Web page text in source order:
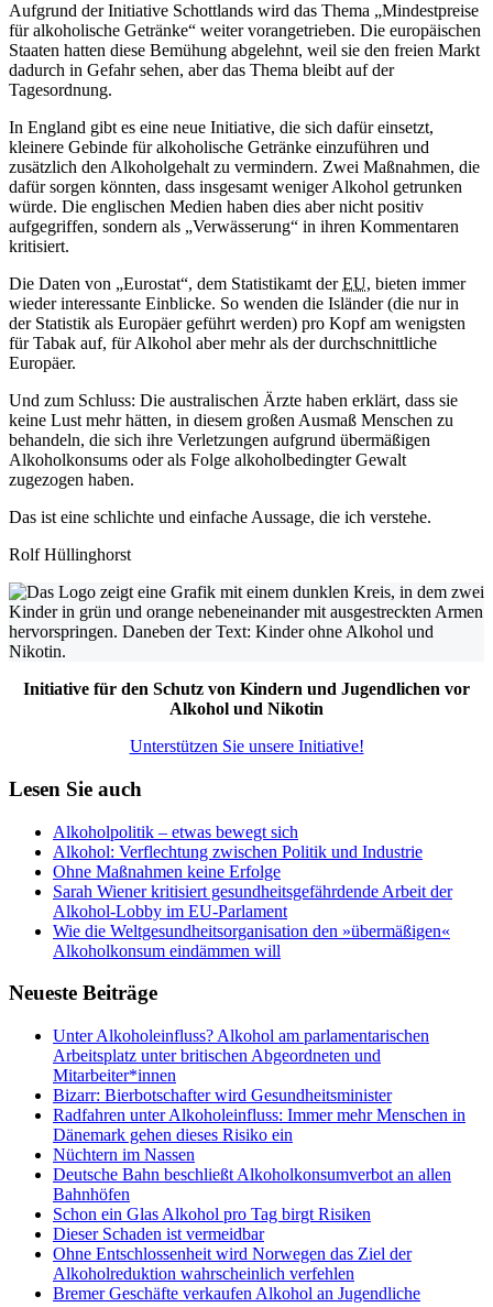
Aufgrund der Initiative Schottlands wird das Thema „Mindestpreise
für alkoholische Getränke“ weiter vorangetrieben. Die europäischen
Staaten hatten diese Bemühung abgelehnt, weil sie den freien Markt
dadurch in Gefahr sehen, aber das Thema bleibt auf der
Tagesordnung.
In England gibt es eine neue Initiative, die sich dafür einsetzt,
kleinere Gebinde für alkoholische Getränke einzuführen und
zusätzlich den Alkoholgehalt zu vermindern. Zwei Maßnahmen, die
dafür sorgen könnten, dass insgesamt weniger Alkohol getrunken
würde. Die englischen Medien haben dies aber nicht positiv
aufgegriffen, sondern als „Verwässerung“ in ihren Kommentaren
kritisiert.
Die Daten von „Eurostat“, dem Statistikamt derEU, bieten immer
wieder interessante Einblicke. So wenden die Isländer (die nur in
der Statistik als Europäer geführt werden) pro Kopf am wenigsten
für Tabak auf, für Alkohol aber mehr als der durchschnittliche
Europäer.
Und zum Schluss: Die australischen Ärzte haben erklärt, dass sie
keine Lust mehr hätten, in diesem großen Ausmaß Menschen zu
behandeln, die sich ihre Verletzungen aufgrund übermäßigen
Alkoholkonsums oder als Folge alkoholbedingter Gewalt
zugezogen haben.
Das ist eine schlichte und einfache Aussage, die ich verstehe.
Rolf Hüllinghorst
Initiative für den Schutz von Kindern und Jugendlichen vor
Alkohol und Nikotin
Unterstützen Sie unsere Initiative!
Lesen Sie auch
Alkoholpolitik – etwas bewegt sich
Alkohol: Verflechtung zwischen Politik und Industrie
Ohne Maßnahmen keine Erfolge
Sarah Wiener kritisiert gesundheitsgefährdende Arbeit der
Alkohol-Lobby im EU-Parlament
Wie die Welt­gesundheits­organisation den »übermäßigen«
Alkoholkonsum eindämmen will
Neueste Beiträge
Unter Alkoholeinfluss? Alkohol am parlamentarischen
Arbeitsplatz unter britischen Abgeordneten und
Mitarbeiter*innen
Bizarr: Bierbotschafter wird Gesundheitsminister
Radfahren unter Alkoholeinfluss: Immer mehr Menschen in
Dänemark gehen dieses Risiko ein
Nüchtern im Nassen
Deutsche Bahn beschließt Alkoholkonsumverbot an allen
Bahnhöfen
Schon ein Glas Alkohol pro Tag birgt Risiken
Dieser Schaden ist vermeidbar
Ohne Entschlossenheit wird Norwegen das Ziel der
Alkoholreduktion wahrscheinlich verfehlen
Bremer Geschäfte verkaufen Alkohol an Jugendliche